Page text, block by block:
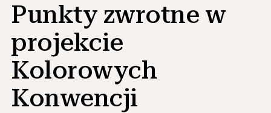
Narzędzia w klasie
Kursy
Instytuty
Nauczanie umiejętności badawczych
Doradzanie studentom NHD
Punkty zwrotne w
projekcie
Kolorowych
Konwencji